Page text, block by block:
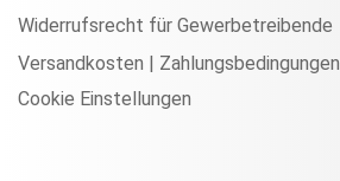
Widerrufsrecht für Gewerbetreibende
Versandkosten | Zahlungsbedingungen
Cookie Einstellungen